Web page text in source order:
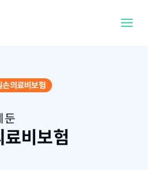
손의료비보험
둔
비보험